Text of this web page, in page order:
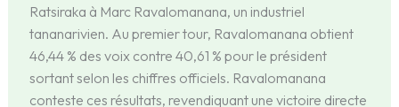
Ratsiraka à Marc Ravalomanana, un industriel
tananarivien. Au premier tour, Ravalomanana obtient
46,44 % des voix contre 40,61 % pour le président
sortant selon les chiffres officiels. Ravalomanana
conteste ces résultats, revendiquant une victoire directe